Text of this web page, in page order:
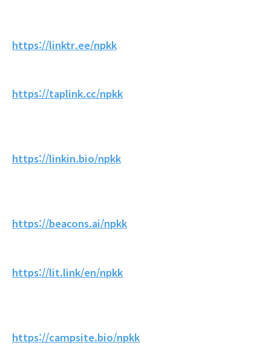
https://linktr.ee/npkk
https://taplink.cc/npkk
https://linkin.bio/npkk
https://beacons.ai/npkk
https://lit.link/en/npkk
https://campsite.bio/npkk